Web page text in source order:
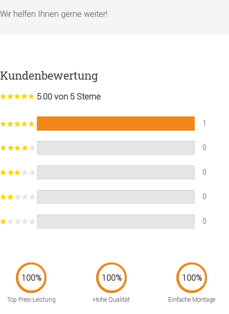
Wir helfen Ihnen gerne weiter!
Kundenbewertung
5.00 von 5 Sterne
1
0
0
0
0
Top Preis-Leistung Hohe Qualität Einfache Montage